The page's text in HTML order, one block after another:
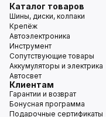
Каталог товаров
Шины, диски, колпаки
Крепёж
Автоэлектроника
Инструмент
Сопутствующие товары
Аккумуляторы и электрика
Автосвет
Клиентам
Гарантии и возврат
Бонусная программа
Подарочные сертификаты